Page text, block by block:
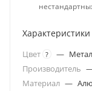
Характеристики
Цвет ? —
Производитель
Материал —